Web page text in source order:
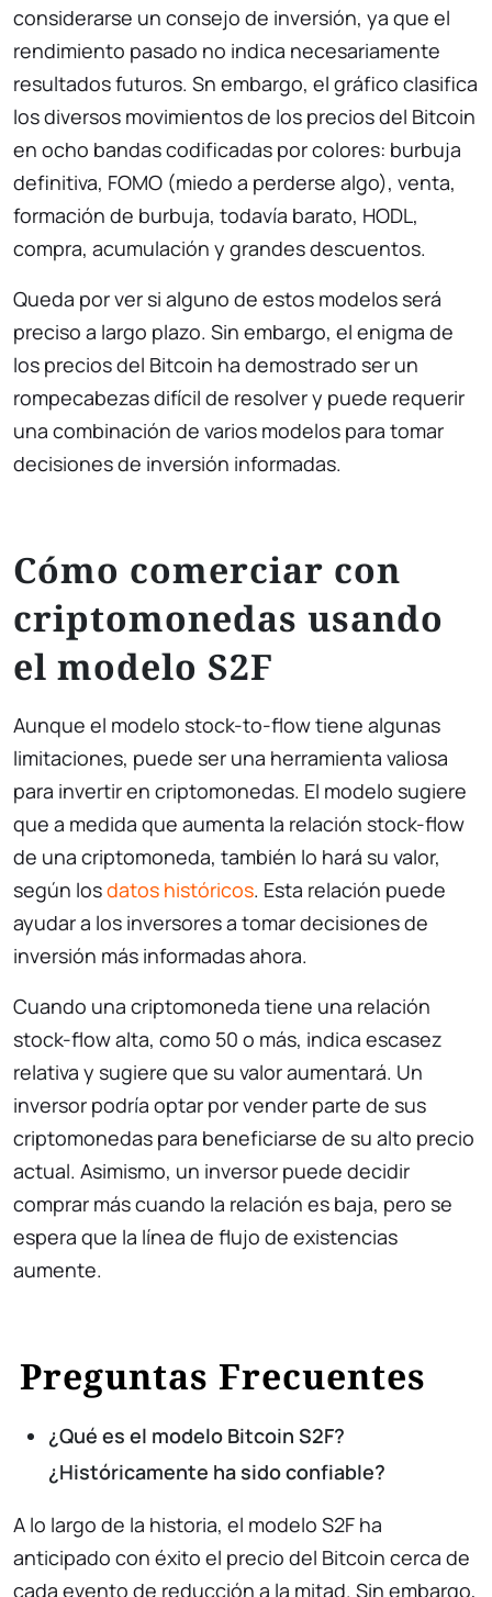
considerarse un consejo de inversión, ya que el
rendimiento pasado no indica necesariamente
resultados futuros. Sn embargo, el gráfico clasifica
los diversos movimientos de los precios del Bitcoin
en ocho bandas codificadas por colores: burbuja
definitiva, FOMO (miedo a perderse algo), venta,
formación de burbuja, todavía barato, HODL,
compra, acumulación y grandes descuentos.
Queda por ver si alguno de estos modelos será
preciso a largo plazo. Sin embargo, el enigma de
los precios del Bitcoin ha demostrado ser un
rompecabezas difícil de resolver y puede requerir
una combinación de varios modelos para tomar
decisiones de inversión informadas.
Cómo comerciar con
criptomonedas usando
el modelo S2F
Aunque el modelo stock-to-flow tiene algunas
limitaciones, puede ser una herramienta valiosa
para invertir en criptomonedas. El modelo sugiere
que a medida que aumenta la relación stock-flow
de una criptomoneda, también lo hará su valor,
según losdatos históricos. Esta relación puede
ayudar a los inversores a tomar decisiones de
inversión más informadas ahora.
Cuando una criptomoneda tiene una relación
stock-flow alta, como 50 o más, indica escasez
relativa y sugiere que su valor aumentará. Un
inversor podría optar por vender parte de sus
criptomonedas para beneficiarse de su alto precio
actual. Asimismo, un inversor puede decidir
comprar más cuando la relación es baja, pero se
espera que la línea de flujo de existencias
aumente.
Preguntas Frecuentes
¿Qué es el modelo Bitcoin S2F?
¿Históricamente ha sido confiable?
A lo largo de la historia, el modelo S2F ha
anticipado con éxito el precio del Bitcoin cerca de
cada evento de reducción a la mitad. Sin embargo,